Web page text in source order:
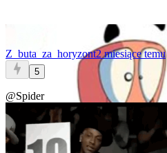
Z_buta_za_horyzont2 miesiące temu
5
@Spider